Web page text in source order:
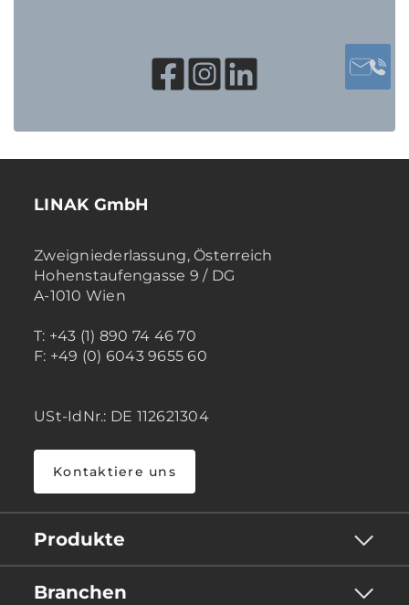
LINAK GmbH
Zweigniederlassung, Österreich
Hohenstaufengasse 9 / DG
A-1010 Wien
T: +43 (1) 890 74 46 70
F: +49 (0) 6043 9655 60
USt-IdNr.: DE 112621304
Kontaktiere uns
Produkte
Branchen